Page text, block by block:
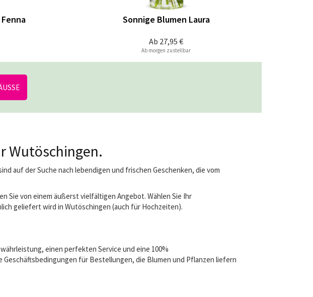
Ab 27,95 €
Sonnige Blumen Laura
Ab morgen zustellbar
Wutöschingen.
auf der Suche nach lebendigen und frischen Geschenken, die vom
Sie von einem äußerst vielfältigen Angebot. Wählen Sie Ihr
geliefert wird in Wutöschingen (auch für Hochzeiten).
einen perfekten Service und eine 100%
für Bestellungen, die Blumen und Pflanzen liefern